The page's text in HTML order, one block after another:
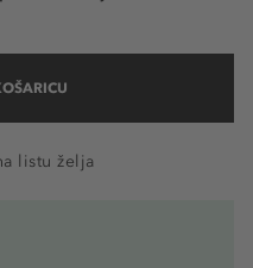
listu želja